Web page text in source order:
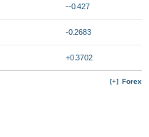
--0.427
-0.2683
+0.3702
Forex